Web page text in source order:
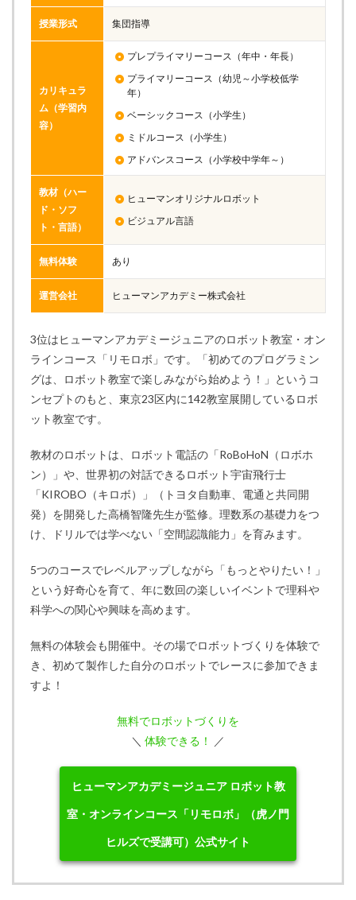
授業形式 集団指導
カリキュラ
ム（学習内
容）
プレプライマリーコース（年中・年長）
プライマリーコース（幼児～小学校低学
年）
ベーシックコース（小学生）
ミドルコース（小学生）
アドバンスコース（小学校中学年～）
教材（ハー
ド・ソフ
ト・言語）
ヒューマンオリジナルロボット
ビジュアル言語
無料体験 あり
運営会社 ヒューマンアカデミー株式会社
3位はヒューマンアカデミージュニアのロボット教室・オン
ラインコース「リモロボ」です。「初めてのプログラミン
グは、ロボット教室で楽しみながら始めよう！」というコ
ンセプトのもと、東京23区内に142教室展開しているロボ
ット教室です。
教材のロボットは、ロボット電話の「RoBoHoN（ロボホ
ン）」や、世界初の対話できるロボット宇宙飛行士
「KIROBO（キロボ）」（トヨタ自動車、電通と共同開
発）を開発した高橋智隆先生が監修。理数系の基礎力をつ
け、ドリルでは学べない「空間認識能力」を育みます。
5つのコースでレベルアップしながら「もっとやりたい！」
という好奇心を育て、年に数回の楽しいイベントで理科や
科学への関心や興味を高めます。
無料の体験会も開催中。その場でロボットづくりを体験で
き、初めて製作した自分のロボットでレースに参加できま
すよ！
無料でロボットづくりを
＼ 体験できる！ ／
ヒューマンアカデミージュニア ロボット教
室・オンラインコース「リモロボ」（虎ノ門
ヒルズで受講可）公式サイト